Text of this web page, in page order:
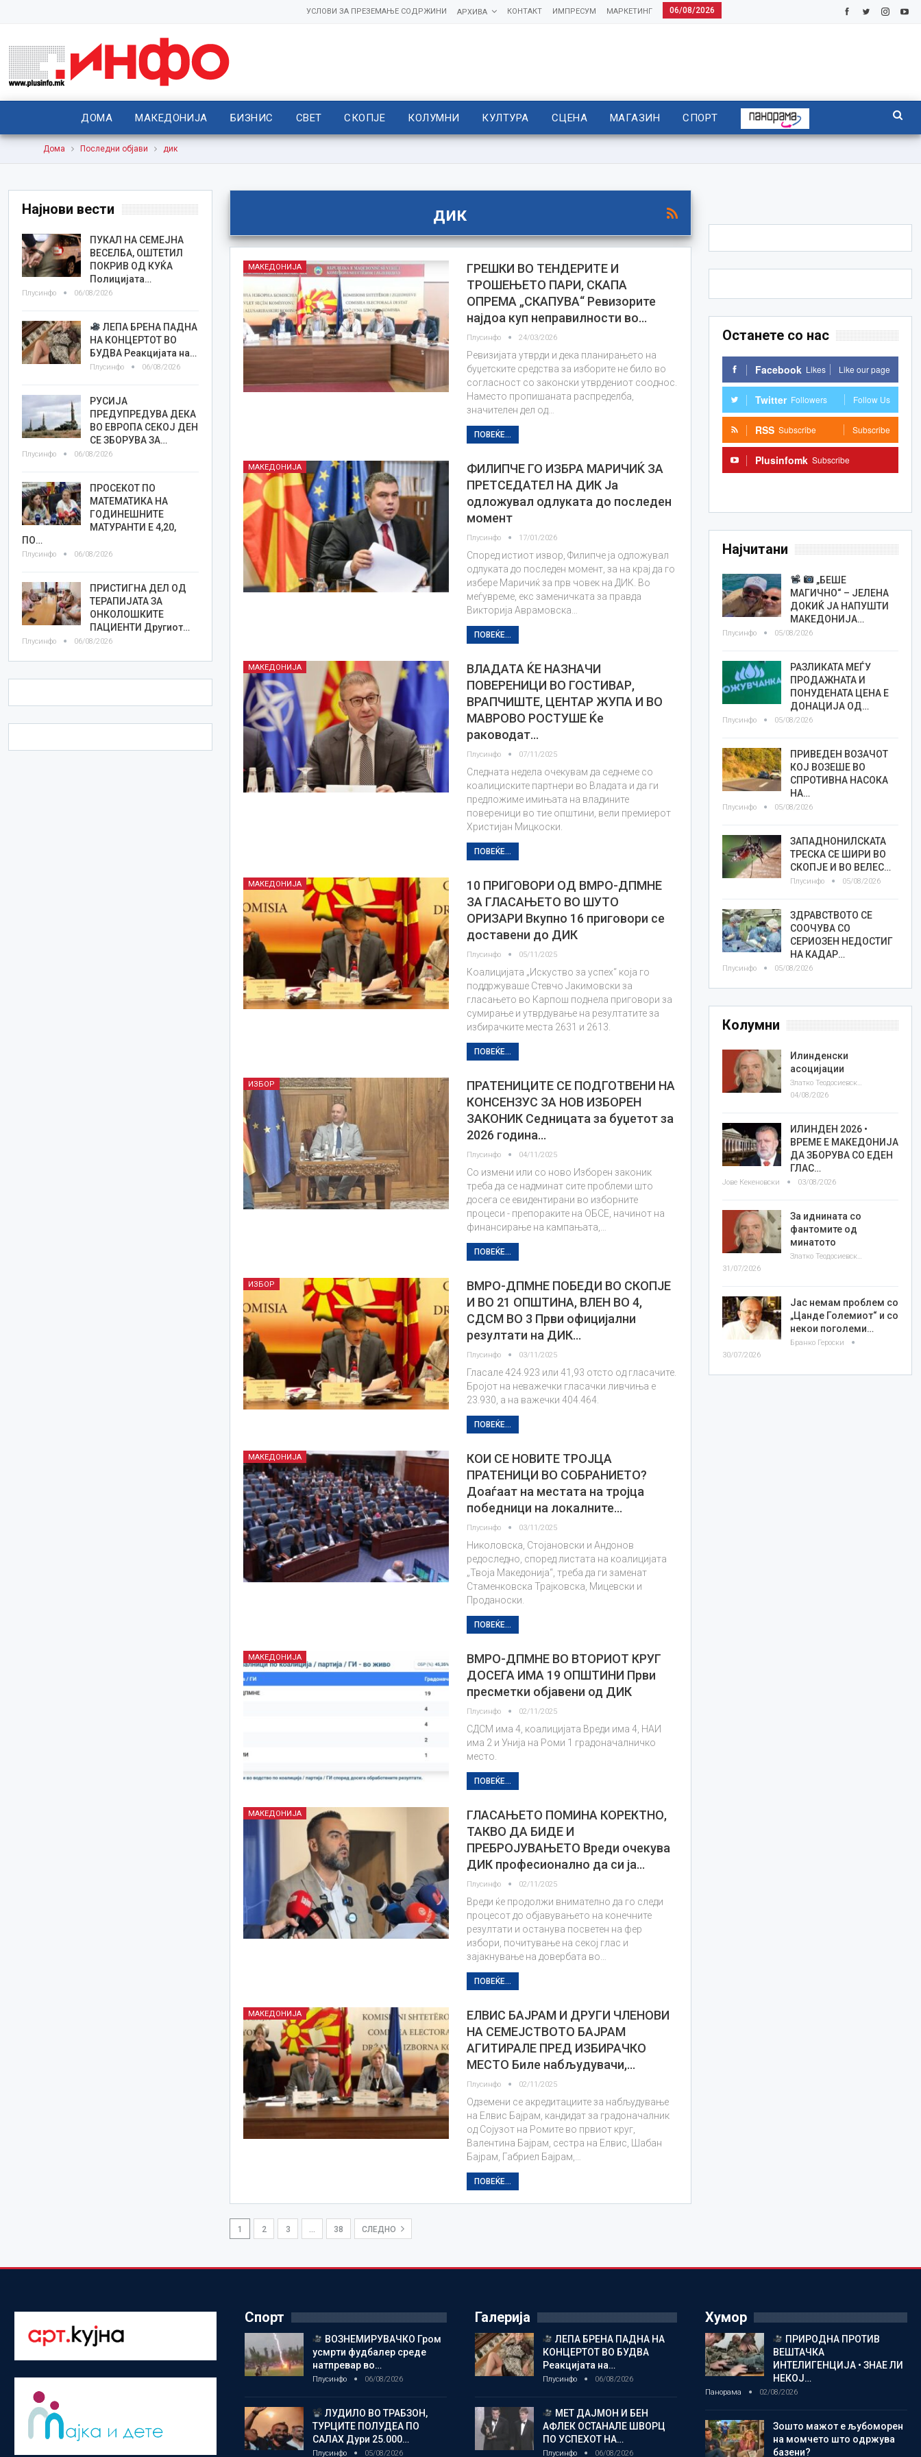
06/08/2026
МАРКЕТИНГ
ИМПРЕСУМ
КОНТАКТ
АРХИВА
УСЛОВИ ЗА ПРЕЗЕМАЊЕ СОДРЖИНИ
ДОМА МАКЕДОНИЈА БИЗНИС СВЕТ СКОПЈЕ КОЛУМНИ КУЛТУРА СЦЕНА МАГАЗИН СПОРТ
Дома Последни објави дик
дик
МАКЕДОНИЈА
ГРЕШКИ ВО ТЕНДЕРИТЕ И
ТРОШЕЊЕТО ПАРИ, СКАПА
ОПРЕМА „СКАПУВА“ Ревизорите
најдоа куп неправилности во…
Плусинфо 24/03/2026
Ревизијата утврди и дека планирањето на
буџетските средства за изборите не било во
согласност со законски утврдениот сооднос.
Наместо пропишаната распределба,
значителен дел од…
ПОВЕЌЕ...
МАКЕДОНИЈА
ФИЛИПЧЕ ГО ИЗБРА МАРИЧИЌ ЗА
ПРЕТСЕДАТЕЛ НА ДИК Ја
одложувал одлуката до последен
момент
Плусинфо 17/01/2026
Според истиот извор, Филипче ја одложувал
одлуката до последен момент, за на крај да го
избере Маричиќ за прв човек на ДИК. Во
меѓувреме, екс заменичката за правда
Викторија Аврамовска…
ПОВЕЌЕ...
МАКЕДОНИЈА
ВЛАДАТА ЌЕ НАЗНАЧИ
ПОВЕРЕНИЦИ ВО ГОСТИВАР,
ВРАПЧИШТЕ, ЦЕНТАР ЖУПА И ВО
МАВРОВО РОСТУШЕ Ќе
раководат…
Плусинфо 07/11/2025
Следната недела очекувам да седнеме со
коалициските партнери во Владата и да ги
предложиме имињата на владините
повереници во тие општини, вели премиерот
Христијан Мицкоски.
ПОВЕЌЕ...
МАКЕДОНИЈА
10 ПРИГОВОРИ ОД ВМРО-ДПМНЕ
ЗА ГЛАСАЊЕТО ВО ШУТО
ОРИЗАРИ Вкупно 16 приговори се
доставени до ДИК
Плусинфо 05/11/2025
Коалицијата „Искуство за успех“ која го
поддржуваше Стевчо Јакимовски за
гласањето во Карпош поднела приговори за
сумирање и утврдување на резултатите за
избирачките места 2631 и 2613.
ПОВЕЌЕ...
ИЗБОР
ПРАТЕНИЦИТЕ СЕ ПОДГОТВЕНИ НА
КОНСЕНЗУС ЗА НОВ ИЗБОРЕН
ЗАКОНИК Седницата за буџетот за
2026 година…
Плусинфо 04/11/2025
Со измени или со ново Изборен законик
треба да се надминат сите проблеми што
досега се евидентирани во изборните
процеси - препораките на ОБСЕ, начинот на
финансирање на кампањата,…
ПОВЕЌЕ...
ИЗБОР
ВМРО-ДПМНЕ ПОБЕДИ ВО СКОПЈЕ
И ВО 21 ОПШТИНА, ВЛЕН ВО 4,
СДСМ ВО 3 Први официјални
резултати на ДИК…
Плусинфо 03/11/2025
Гласале 424.923 или 41,93 отсто од гласачите.
Бројот на неважечки гласачки ливчиња е
23.930, а на важечки 404.464.
ПОВЕЌЕ...
МАКЕДОНИЈА
КОИ СЕ НОВИТЕ ТРОЈЦА
ПРАТЕНИЦИ ВО СОБРАНИЕТО?
Доаѓаат на местата на тројца
победници на локалните…
Плусинфо 03/11/2025
Николовска, Стојановски и Андонов
редоследно, според листата на коалицијата
„Твоја Македонија“, треба да ги заменат
Стаменковска Трајковска, Мицевски и
Проданоски.
ПОВЕЌЕ...
МАКЕДОНИЈА
ВМРО-ДПМНЕ ВО ВТОРИОТ КРУГ
ДОСЕГА ИМА 19 ОПШТИНИ Први
пресметки објавени од ДИК
Плусинфо 02/11/2025
СДСМ има 4, коалицијата Вреди има 4, НАИ
има 2 и Унија на Роми 1 градоначалничко
место.
ПОВЕЌЕ...
МАКЕДОНИЈА
ГЛАСАЊЕТО ПОМИНА КОРЕКТНО,
ТАКВО ДА БИДЕ И
ПРЕБРОЈУВАЊЕТО Вреди очекува
ДИК професионално да си ја…
Плусинфо 02/11/2025
Вреди ќе продолжи внимателно да го следи
процесот до објавувањето на конечните
резултати и останува посветен на фер
избори, почитување на секој глас и
зајакнување на довербата во…
ПОВЕЌЕ...
МАКЕДОНИЈА
ЕЛВИС БАЈРАМ И ДРУГИ ЧЛЕНОВИ
НА СЕМЕЈСТВОТО БАЈРАМ
АГИТИРАЛЕ ПРЕД ИЗБИРАЧКО
МЕСТО Биле набљудувачи,…
Плусинфо 02/11/2025
Одземени се акредитациите за набљудување
на Елвис Бајрам, кандидат за градоначалник
од Сојузот на Ромите во првиот круг,
Валентина Бајрам, сестра на Елвис, Шабан
Бајрам, Габриел Бајрам,…
ПОВЕЌЕ...
1 2 3 … 38 СЛЕДНО
Останете со нас
Facebook Likes Like our page
Twitter Followers Follow Us
RSS Subscribe Subscribe
Plusinfomk Subscribe
Најчитани
„БЕШЕ
МАГИЧНО“ – ЈЕЛЕНА
ДОКИЌ ЈА НАПУШТИ
МАКЕДОНИЈА…
Плусинфо 05/08/2026
РАЗЛИКАТА МЕЃУ
ПРОДАЖНАТА И
ПОНУДЕНАТА ЦЕНА Е
ДОНАЦИЈА ОД…
Плусинфо 05/08/2026
ПРИВЕДЕН ВОЗАЧОТ
КОЈ ВОЗЕШЕ ВО
СПРОТИВНА НАСОКА
НА…
Плусинфо 05/08/2026
ЗАПАДНОНИЛСКАТА
ТРЕСКА СЕ ШИРИ ВО
СКОПЈЕ И ВО ВЕЛЕС…
Плусинфо 05/08/2026
ЗДРАВСТВОТО СЕ
СООЧУВА СО
СЕРИОЗЕН НЕДОСТИГ
НА КАДАР…
Плусинфо 05/08/2026
Колумни
Илинденски
асоцијации
Златко Теодосиевски
04/08/2026
ИЛИНДЕН 2026 •
ВРЕМЕ Е МАКЕДОНИЈА
ДА ЗБОРУВА СО ЕДЕН
ГЛАС…
Јове Кекеновски 03/08/2026
За иднината со
фантомите од
минатото
Златко Теодосиевски
31/07/2026
Јас немам проблем со
„Цанде Големиот“ и со
некои поголеми…
Бранко Героски
30/07/2026
Најнови вести
ПУКАЛ НА СЕМЕЈНА
ВЕСЕЛБА, ОШТЕТИЛ
ПОКРИВ ОД КУЌА
Полицијата…
Плусинфо 06/08/2026
ЛЕПА БРЕНА ПАДНА
НА КОНЦЕРТОТ ВО
БУДВА Реакцијата на…
Плусинфо 06/08/2026
РУСИЈА
ПРЕДУПРЕДУВА ДЕКА
ВО ЕВРОПА СЕКОЈ ДЕН
СЕ ЗБОРУВА ЗА…
Плусинфо 06/08/2026
ПРОСЕКОТ ПО
МАТЕМАТИКА НА
ГОДИНЕШНИТЕ
МАТУРАНТИ Е 4,20,
ПО…
Плусинфо 06/08/2026
ПРИСТИГНА ДЕЛ ОД
ТЕРАПИЈАТА ЗА
ОНКОЛОШКИТЕ
ПАЦИЕНТИ Другиот…
Плусинфо 06/08/2026
Спорт
ВОЗНЕМИРУВАЧКО Гром
усмрти фудбалер среде
натпревар во…
Плусинфо 06/08/2026
ЛУДИЛО ВО ТРАБЗОН,
ТУРЦИТЕ ПОЛУДЕА ПО
САЛАХ Дури 25.000…
Плусинфо 05/08/2026
Галерија
ЛЕПА БРЕНА ПАДНА НА
КОНЦЕРТОТ ВО БУДВА
Реакцијата на…
Плусинфо 06/08/2026
МЕТ ДАЈМОН И БЕН
АФЛЕК ОСТАНАЛЕ ШВОРЦ
ПО УСПЕХОТ НА…
Плусинфо 06/08/2026
Хумор
ПРИРОДНА ПРОТИВ
ВЕШТАЧКА
ИНТЕЛИГЕНЦИЈА • ЗНАЕ ЛИ
НЕКОЈ…
Панорама 02/08/2026
Зошто мажот е љубоморен
на момчето што одржува
базени?